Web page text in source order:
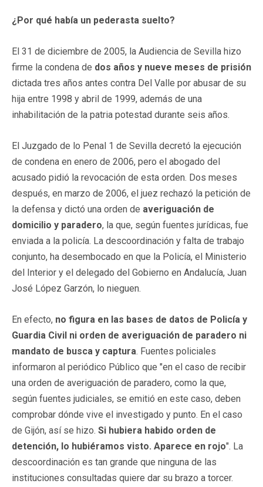
¿Por qué había un pederasta suelto?
El 31 de diciembre de 2005, la Audiencia de Sevilla hizo
firme la condena de dos años y nueve meses de prisión
dictada tres años antes contra Del Valle por abusar de su
hija entre 1998 y abril de 1999, además de una
inhabilitación de la patria potestad durante seis años.
El Juzgado de lo Penal 1 de Sevilla decretó la ejecución
de condena en enero de 2006, pero el abogado del
acusado pidió la revocación de esta orden. Dos meses
después, en marzo de 2006, el juez rechazó la petición de
la defensa y dictó una orden de averiguación de
domicilio y paradero, la que, según fuentes jurídicas, fue
enviada a la policía. La descoordinación y falta de trabajo
conjunto, ha desembocado en que la Policía, el Ministerio
del Interior y el delegado del Gobierno en Andalucía, Juan
José López Garzón, lo nieguen.
En efecto, no figura en las bases de datos de Policía y
Guardia Civil ni orden de averiguación de paradero ni
mandato de busca y captura. Fuentes policiales
informaron al periódico Público que "en el caso de recibir
una orden de averiguación de paradero, como la que,
según fuentes judiciales, se emitió en este caso, deben
comprobar dónde vive el investigado y punto. En el caso
de Gijón, así se hizo. Si hubiera habido orden de
detención, lo hubiéramos visto. Aparece en rojo". La
descoordinación es tan grande que ninguna de las
instituciones consultadas quiere dar su brazo a torcer.